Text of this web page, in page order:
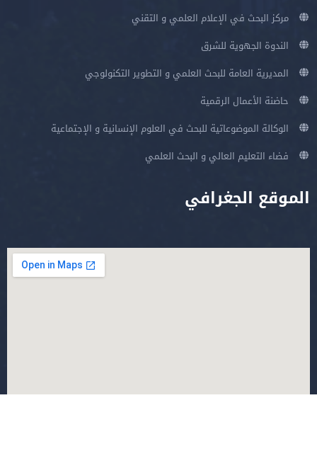
مركز البحث في الإعلام العلمي و التقني
الندوة الجهوية للشرق
المديرية العامة للبحث العلمي و التطوير التكنولوجي
حاضنة الأعمال الرقمية
الوكالة الموضوعاتية للبحث في العلوم الإنسانية و الإجتماعية
فضاء التعليم العالي و البحث العلمي
الموقع الجغرافي